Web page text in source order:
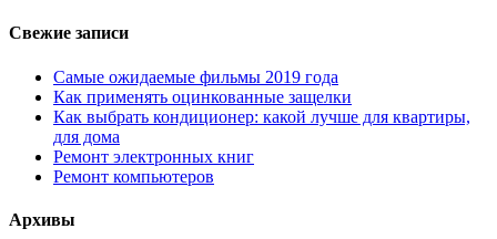
Свежие записи
Самые ожидаемые фильмы 2019 года
Как применять оцинкованные защелки
Как выбрать кондиционер: какой лучше для квартиры,
для дома
Ремонт электронных книг
Ремонт компьютеров
Архивы